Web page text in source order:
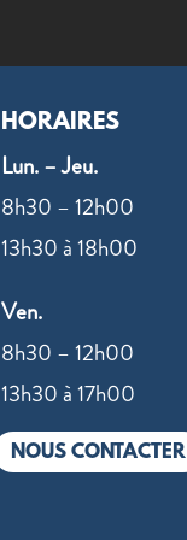
HORAIRES
Lun. – Jeu.
8h30 – 12h00
13h30 à 18h00
Ven.
8h30 – 12h00
13h30 à 17h00
NOUS CONTACTER